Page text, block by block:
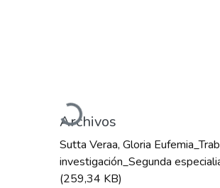
Cargando...
Archivos
Sutta Veraa, Gloria
investigación_Segunda
(259,34 KB)